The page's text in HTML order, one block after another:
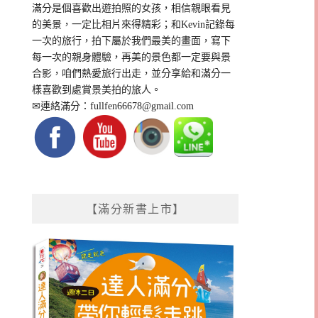
滿分是個喜歡出遊拍照的女孩，相信親眼看見
的美景，一定比相片來得精彩；和Kevin記錄每
一次的旅行，拍下屬於我們最美的畫面，寫下
每一次的親身體驗，再美的景色都一定要與景
合影，咱們熱愛旅行出走，並分享給和滿分一
樣喜歡到處賞景美拍的旅人。
✉連絡滿分：fullfen66678@gmail.com
【滿分新書上市】